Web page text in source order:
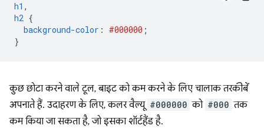
h1 ,
h2 {
background-color : #000000 ;
}
कुछ छोटा करने वाले टूल, बाइट को कम करने के लिए चालाक तरकीबें
अपनाते हैं. उदाहरण के लिए, कलर वैल्यू #000000 को #000 तक
कम किया जा सकता है, जो इसका शॉर्टहैंड है.